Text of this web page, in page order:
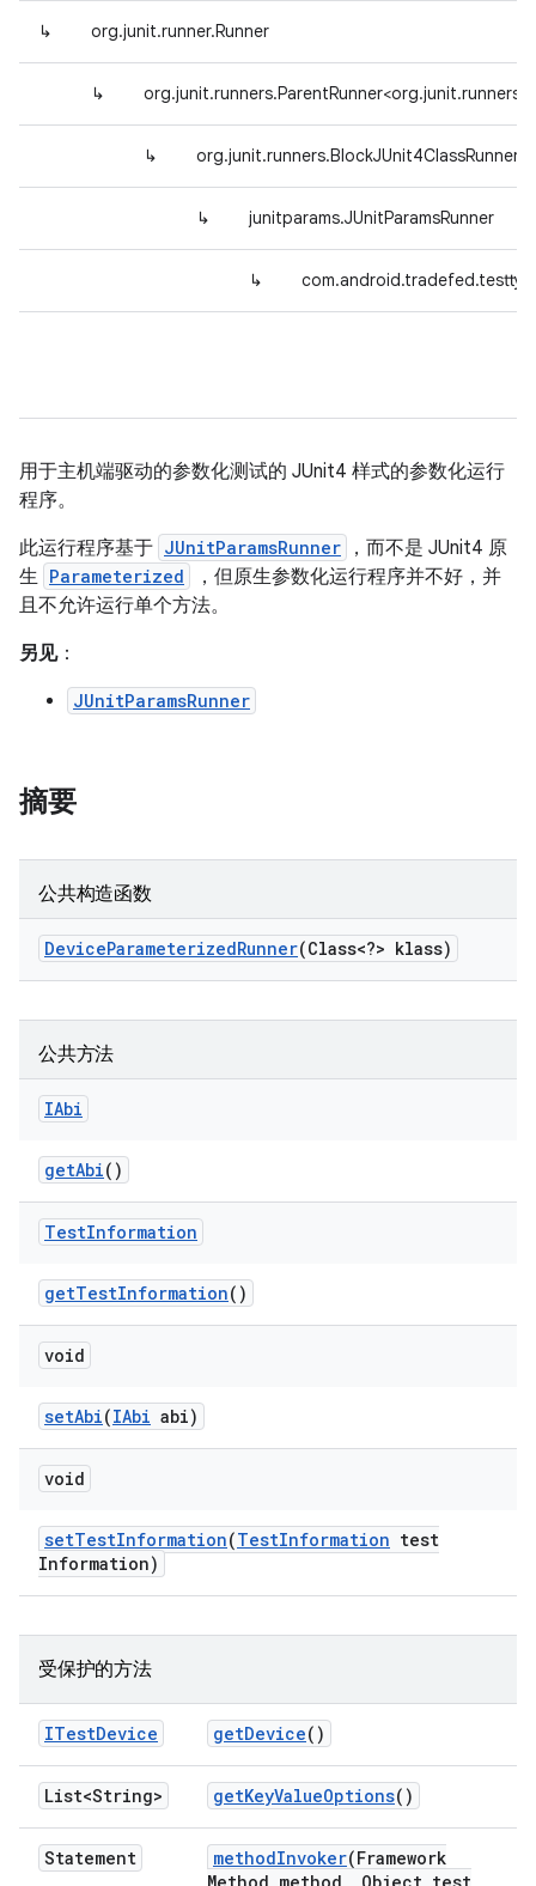
↳ org.junit.runner.Runner
↳
↳ org.junit.runners.BlockJUnit4ClassRunner
↳ junitparams.JUnitParamsRunner
↳
用于主机端驱动的参数化测试的 JUnit4 样式的参数化运行
程序。
此运行程序基于 JUnitParamsRunner
，而不是 JUnit4 原
生 Parameterized
，但原生参数化运行程序并不好，并
且不允许运行单个方法。
另见：
JUnitParamsRunner
摘要
公共构造函数
DeviceParameterizedRunner(Class<?> klass)
公共方法
IAbi
getAbi()
TestInformation
getTestInformation()
void
setAbi(IAbi abi)
void
setTestInformation(TestInformation test
Information)
受保护的方法
ITestDevice getDevice()
List<String> getKeyValueOptions()
Statement methodInvoker(Framework